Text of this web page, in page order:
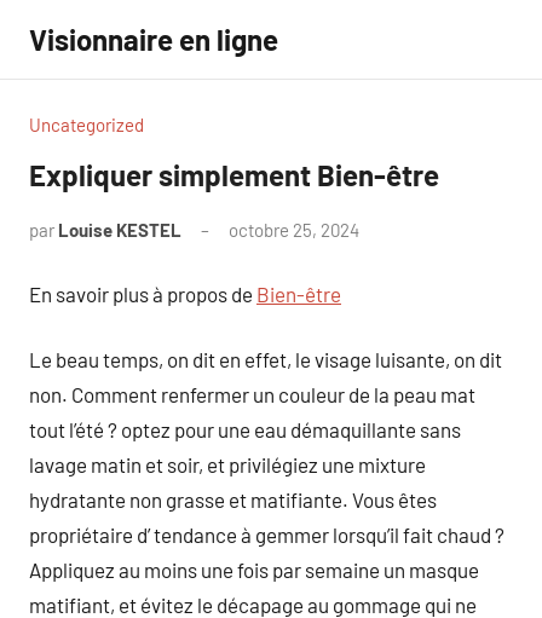
contenu
Visionnaire en ligne
Uncategorized
Expliquer simplement Bien-être
par Louise KESTEL octobre 25, 2024
En savoir plus à propos de Bien-être
Le beau temps, on dit en effet, le visage luisante, on dit
non. Comment renfermer un couleur de la peau mat
tout l’été ? optez pour une eau démaquillante sans
lavage matin et soir, et privilégiez une mixture
hydratante non grasse et matifiante. Vous êtes
propriétaire d’ tendance à gemmer lorsqu’il fait chaud ?
Appliquez au moins une fois par semaine un masque
matifiant, et évitez le décapage au gommage qui ne